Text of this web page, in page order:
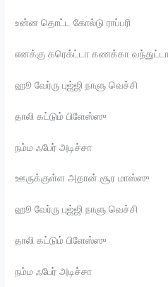
உன்ன தொட்ட கோல்டு ராப்பரி
எனக்கு கரெக்ட்டா கணக்கா
ஹூ வேர்ரு புஜ்ஜி நாளு வெச்சி
தாலி கட்டும் பிளேஸ்ஸு
நம்ம ஃபேர் அடிச்சா
ஊருக்குள்ள அதான் சூர மாஸ்ஸு
ஹூ வேர்ரு புஜ்ஜி நாளு வெச்சி
தாலி கட்டும் பிளேஸ்ஸு
நம்ம ஃபேர் அடிச்சா